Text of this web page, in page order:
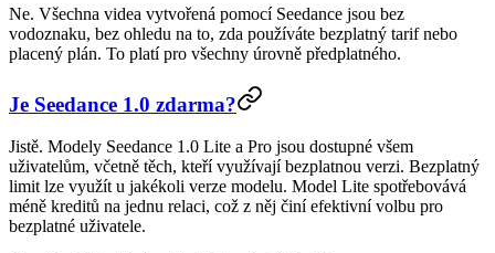
Ne. Všechna videa vytvořená pomocí Seedance jsou bez
vodoznaku, bez ohledu na to, zda používáte bezplatný tarif nebo
placený plán. To platí pro všechny úrovně předplatného.
Je Seedance 1.0 zdarma?
Jistě. Modely Seedance 1.0 Lite a Pro jsou dostupné všem
uživatelům, včetně těch, kteří využívají bezplatnou verzi. Bezplatný
limit lze využít u jakékoli verze modelu. Model Lite spotřebovává
méně kreditů na jednu relaci, což z něj činí efektivní volbu pro
bezplatné uživatele.